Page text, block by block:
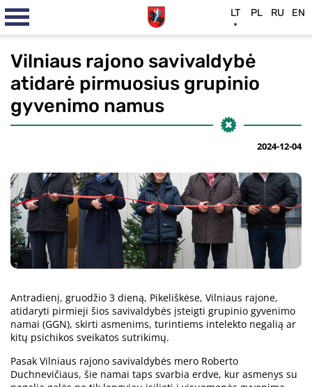
Vilniaus rajono savivaldybė
atidarė pirmuosius grupinio
gyvenimo namus
2024-12-04
Antradienį, gruodžio 3 dieną, Pikeliškėse, Vilniaus rajone,
atidaryti pirmieji šios savivaldybės įsteigti grupinio gyvenimo
namai (GGN), skirti asmenims, turintiems intelekto negalią ar
kitų psichikos sveikatos sutrikimų.
Pasak Vilniaus rajono savivaldybės mero Roberto
Duchnevičiaus, šie namai taps svarbia erdve, kur asmenys su
LT PL RU EN